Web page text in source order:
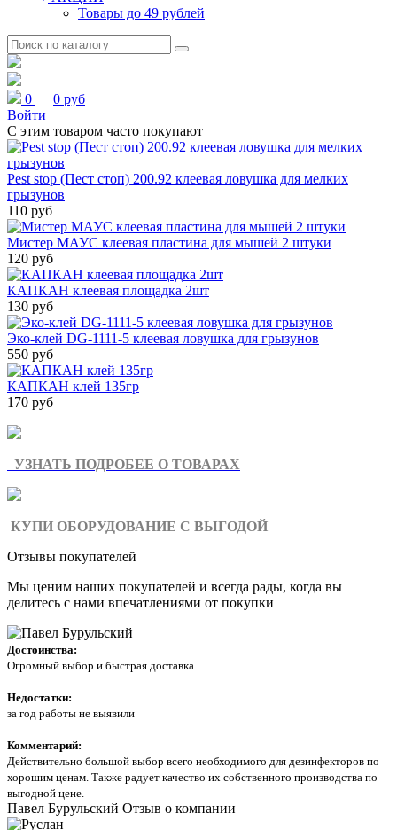
Товары до 49 рублей
0
0 руб
Войти
С этим товаром часто покупают
Pest stop (Пест стоп) 200.92 клеевая ловушка для мелких
грызунов
110 руб
Мистер МАУС клеевая пластина для мышей 2 штуки
120 руб
КАПКАН клеевая площадка 2шт
130 руб
Эко-клей DG-1111-5 клеевая ловушка для грызунов
550 руб
КАПКАН клей 135гр
170 руб
УЗНАТЬ ПОДРОБЕЕ О ТОВАРАХ
КУПИ ОБОРУДОВАНИЕ С ВЫГОДОЙ
Отзывы покупателей
Мы ценим наших покупателей и всегда рады, когда вы
делитесь с нами впечатлениями от покупки
Достоинства:
Огромный выбор и быстрая доставка
Недостатки:
за год работы не выявили
Комментарий:
Действительно большой выбор всего необходимого для дезинфекторов по
хорошим ценам. Также радует качество их собственного производства по
выгодной цене.
Павел Бурульский Отзыв о компании